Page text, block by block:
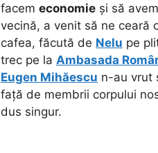
facem economie și să
vecină, a venit să ne ceară
cafea, făcută de Nelu pe
trec pe la Ambasada
Eugen Mihăescu n-au vrut
față de membrii corpului
dus singur.